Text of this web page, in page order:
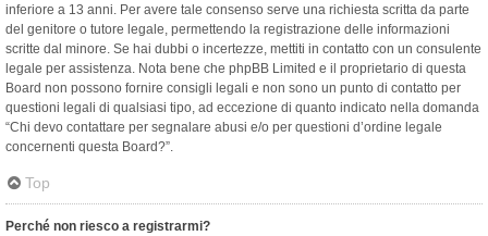
inferiore a 13 anni. Per avere tale consenso serve una richiesta scritta da parte
del genitore o tutore legale, permettendo la registrazione delle informazioni
scritte dal minore. Se hai dubbi o incertezze, mettiti in contatto con un consulente
legale per assistenza. Nota bene che phpBB Limited e il proprietario di questa
Board non possono fornire consigli legali e non sono un punto di contatto per
questioni legali di qualsiasi tipo, ad eccezione di quanto indicato nella domanda
“Chi devo contattare per segnalare abusi e/o per questioni d’ordine legale
concernenti questa Board?”.
Top
Perché non riesco a registrarmi?